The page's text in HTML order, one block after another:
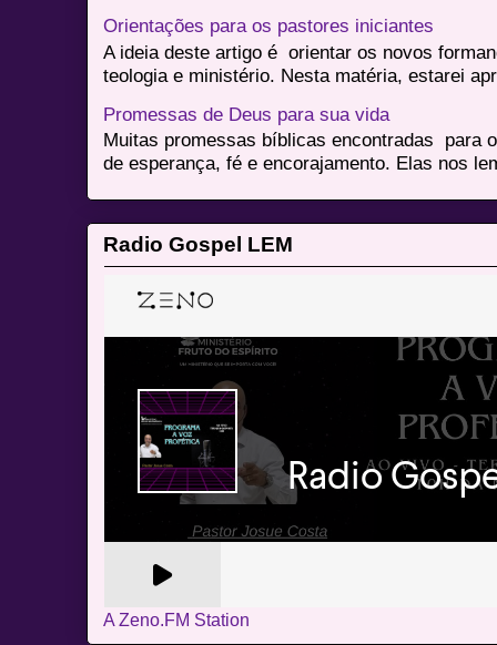
Orientações para os pastores iniciantes
A ideia deste artigo é orientar os novos
teologia e ministério. Nesta matéria, estarei
Promessas de Deus para sua vida
Muitas promessas bíblicas encontradas para
de esperança, fé e encorajamento. Elas nos
Radio Gospel LEM
A Zeno.FM Station